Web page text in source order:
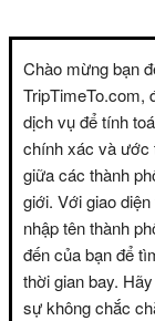
Chào mừng bạn
TripTimeTo.com,
dịch vụ để tính
chính xác và ước
giữa các thành
giới. Với giao
nhập tên thành
đến của bạn để
thời gian bay.
sự không chắc